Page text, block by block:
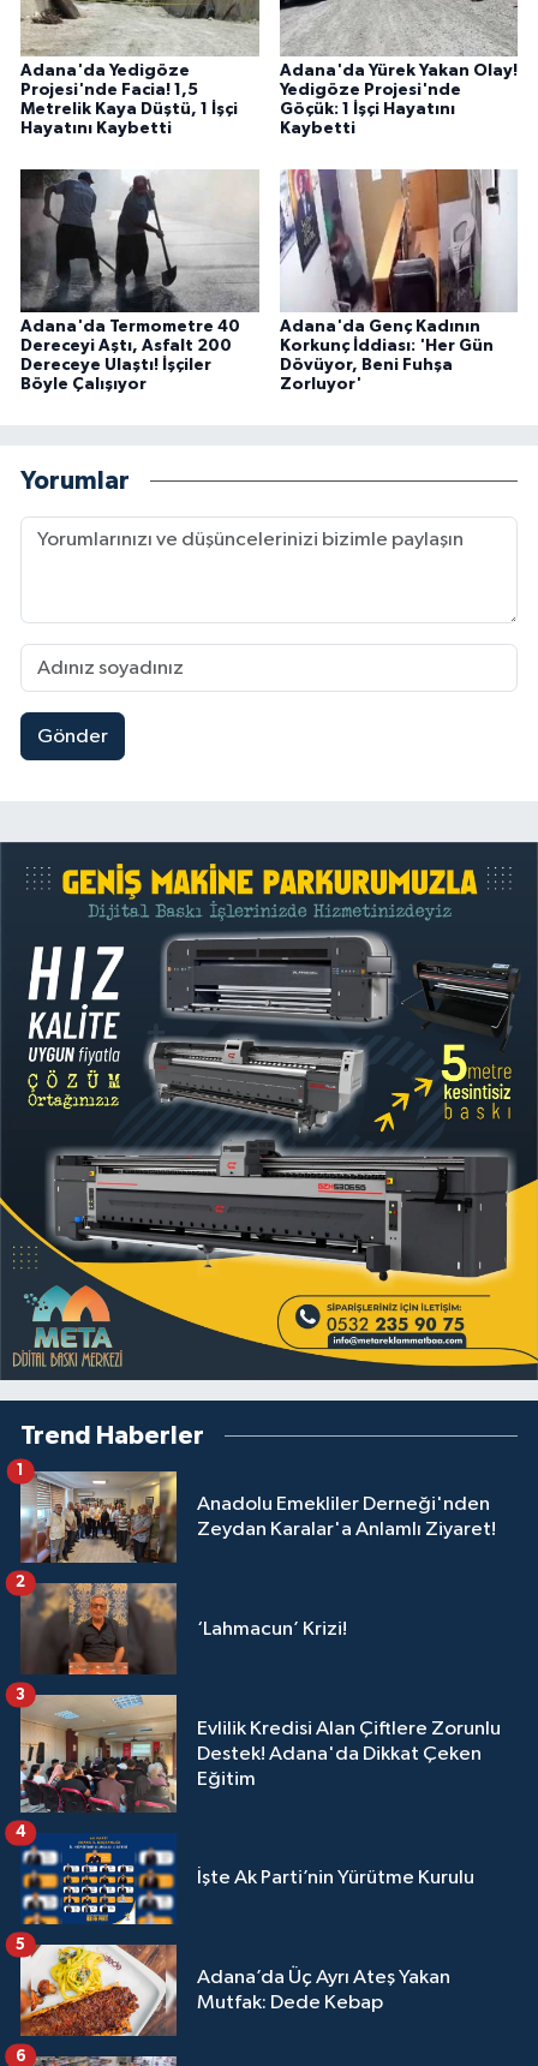
Adana'da Yedigöze
Projesi'nde Facia! 1,5
Metrelik Kaya Düştü, 1 İşçi
Hayatını Kaybetti
Adana'da Yürek Yakan Olay!
Yedigöze Projesi'nde
Göçük: 1 İşçi Hayatını
Kaybetti
Adana'da Termometre 40
Dereceyi Aştı, Asfalt 200
Dereceye Ulaştı! İşçiler
Böyle Çalışıyor
Adana'da Genç Kadının
Korkunç İddiası: 'Her Gün
Dövüyor, Beni Fuhşa
Zorluyor'
Yorumlar
Gönder
Trend Haberler
Anadolu Emekliler Derneği'nden
Zeydan Karalar'a Anlamlı Ziyaret!
1
‘Lahmacun’ Krizi!
2
Evlilik Kredisi Alan Çiftlere Zorunlu
Destek! Adana'da Dikkat Çeken
Eğitim
3
İşte Ak Parti’nin Yürütme Kurulu
4
Adana’da Üç Ayrı Ateş Yakan
Mutfak: Dede Kebap
5
6